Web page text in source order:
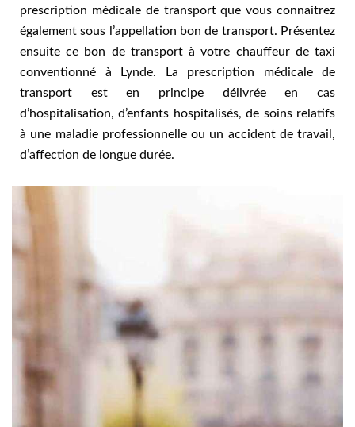
prescription médicale de transport que vous connaitrez
également sous l’appellation bon de transport. Présentez
ensuite ce bon de transport à votre chauffeur de taxi
conventionné à Lynde. La prescription médicale de
transport est en principe délivrée en cas
d’hospitalisation, d’enfants hospitalisés, de soins relatifs
à une maladie professionnelle ou un accident de travail,
d’affection de longue durée.